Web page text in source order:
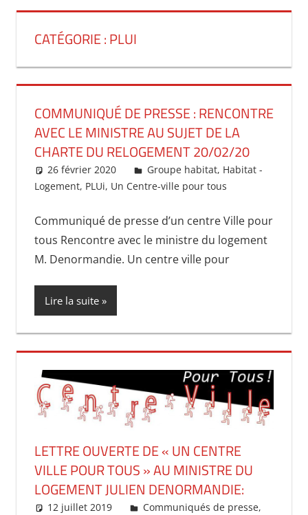
CATÉGORIE :PLUI
COMMUNIQUÉ DE PRESSE : RENCONTRE
AVEC LE MINISTRE AU SUJET DE LA
CHARTE DU RELOGEMENT 20/02/20
26 février 2020 christopheapprill
Groupe habitat, Habitat -
Logement, PLUi, Un Centre-ville pour tous
Communiqué de presse d’un centre Ville pour
tous Rencontre avec le ministre du logement
M. Denormandie. Un centre ville pour
Lire la suite
LETTRE OUVERTE DE « UN CENTRE
VILLE POUR TOUS » AU MINISTRE DU
LOGEMENT JULIEN DENORMANDIE:
12 juillet 2019 uncentrevillepourtous
Communiqués de presse,